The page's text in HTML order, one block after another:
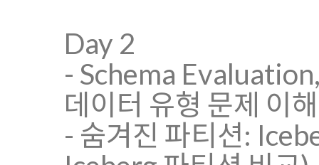
Day 2
- Schema
데이터 유형 문제 이해
- 숨겨진 파티션: